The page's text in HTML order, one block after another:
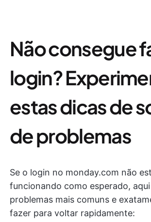
Não consegue
login?
estas dicas de
de problemas
Se o login no monday.com não
funcionando como esperado,
problemas mais comuns e
fazer para voltar rapidamente: